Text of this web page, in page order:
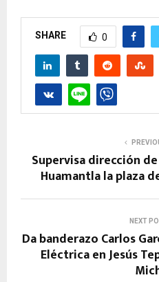
SHARE 0
Supervisa dirección
Huamantla la plaza
NEXT
Da banderazo Carlos
Eléctrica en Jesús